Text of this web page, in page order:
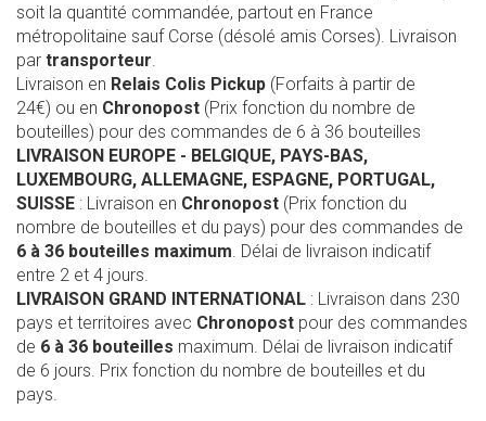
soit la quantité commandée, partout en France
métropolitaine sauf Corse (désolé amis Corses). Livraison
par transporteur.
Livraison en Relais Colis Pickup (Forfaits à partir de
24€) ou en Chronopost (Prix fonction du nombre de
bouteilles) pour des commandes de 6 à 36 bouteilles
LIVRAISON EUROPE - BELGIQUE, PAYS-BAS,
LUXEMBOURG, ALLEMAGNE, ESPAGNE, PORTUGAL,
SUISSE : Livraison en Chronopost (Prix fonction du
nombre de bouteilles et du pays) pour des commandes de
6 à 36 bouteilles maximum. Délai de livraison indicatif
entre 2 et 4 jours.
LIVRAISON GRAND INTERNATIONAL : Livraison dans 230
pays et territoires avec Chronopost pour des commandes
de 6 à 36 bouteilles maximum. Délai de livraison indicatif
de 6 jours. Prix fonction du nombre de bouteilles et du
pays.